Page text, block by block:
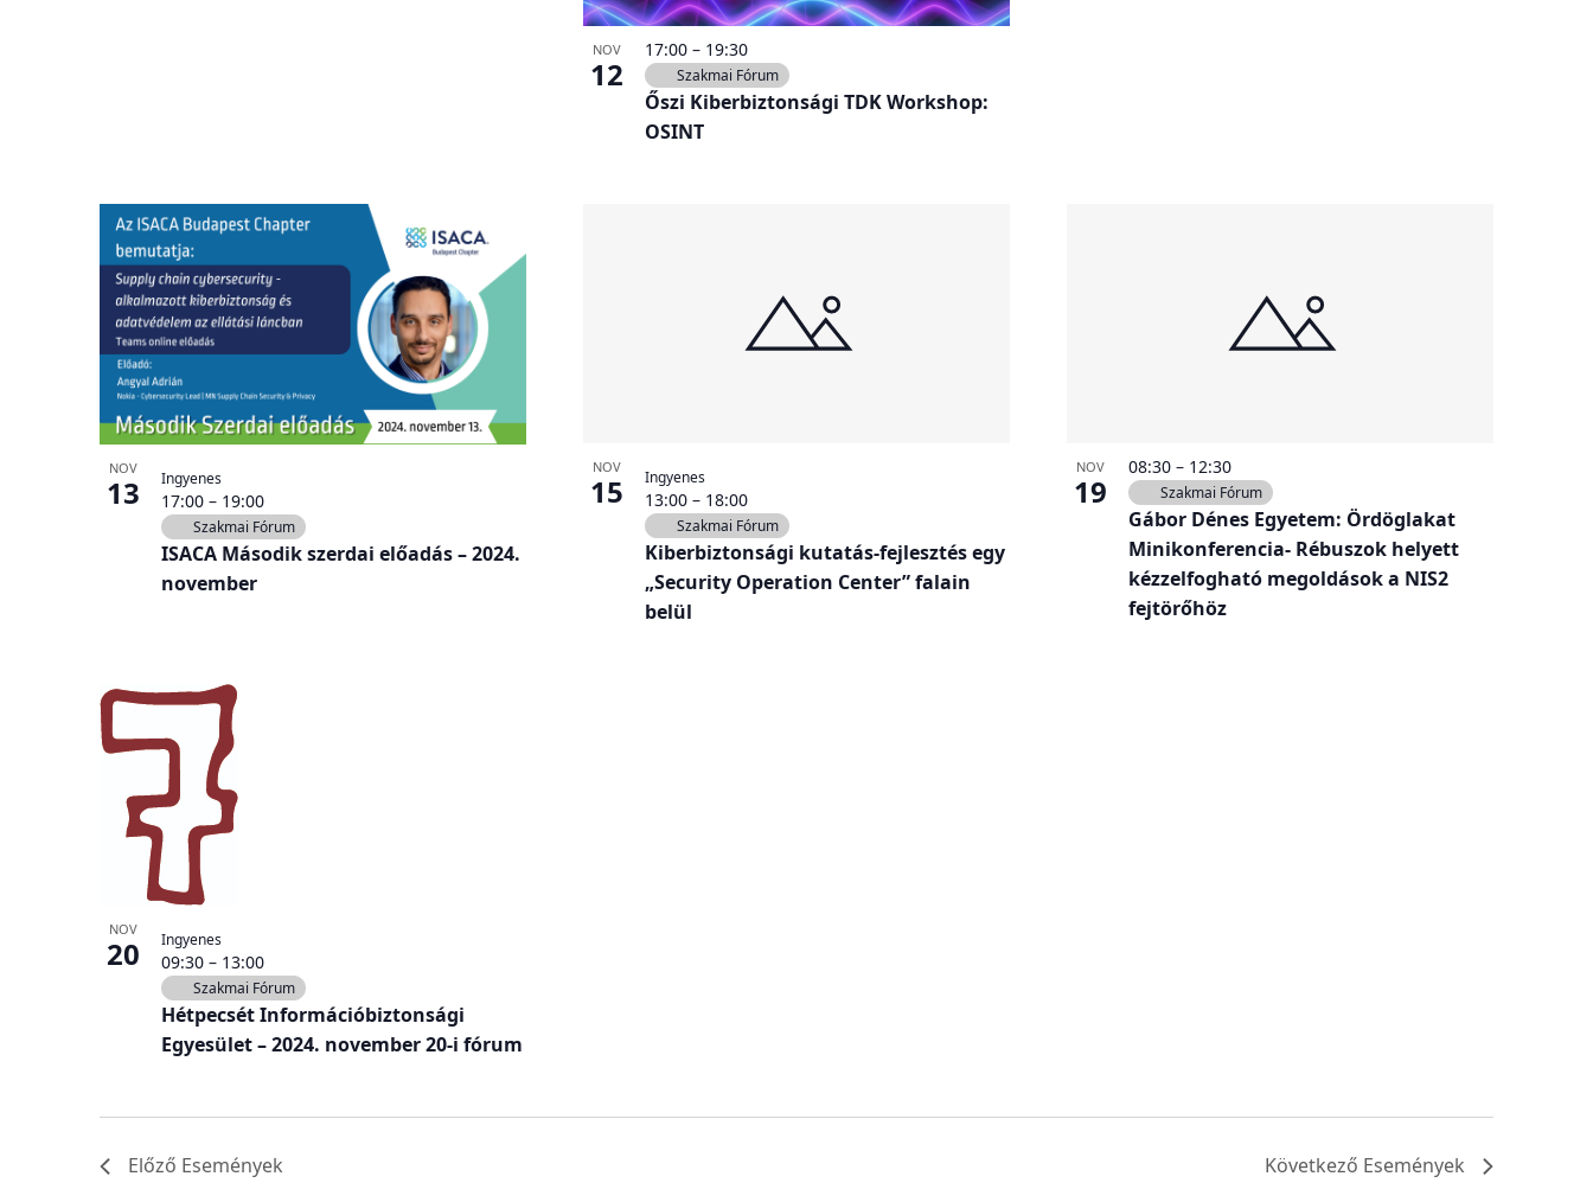
NOV
12
Őszi Kiberbiztonsági TDK Workshop:
OSINT
17:00 – 19:30
Szakmai Fórum
NOV
13
ISACA Második szerdai előadás – 2024.
november
17:00 – 19:00
Szakmai Fórum
Ingyenes
NOV
15
Kiberbiztonsági kutatás-fejlesztés egy
„Security Operation Center” falain
belül
13:00 – 18:00
Szakmai Fórum
Ingyenes
NOV
19
Gábor Dénes Egyetem: Ördöglakat
Minikonferencia- Rébuszok helyett
kézzelfogható megoldások a NIS2
fejtörőhöz
08:30 – 12:30
Szakmai Fórum
NOV
20
Hétpecsét Információbiztonsági
Egyesület – 2024. november 20-i fórum
09:30 – 13:00
Szakmai Fórum
Ingyenes
Előző Események Következő Események